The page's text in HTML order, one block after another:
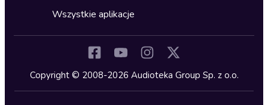
Kryminały
Lektury szkolne
Wszystkie aplikacje
Copyright © 2008-2026 Audioteka Group Sp. z o.o.